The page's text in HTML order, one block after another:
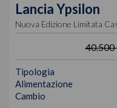
LanciaYpsilon
Nuova Edizione Limitata
40.500
Tipologia
Alimentazione
Cambio